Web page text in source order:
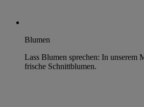
Blumen
Lass Blumen sprechen: In unserem
frische Schnittblumen.